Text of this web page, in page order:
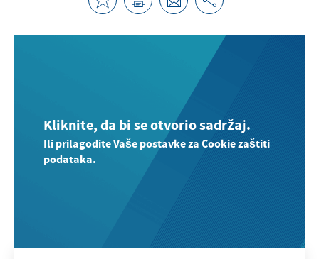
Kliknite, da bi se otvorio sadržaj.
Ili prilagodite Vaše postavke za Cookie zaštiti
podataka.